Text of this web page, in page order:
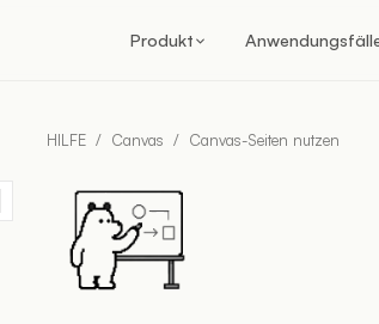
Produkt
HILFE / Canvas / Canvas-Seiten nutzen